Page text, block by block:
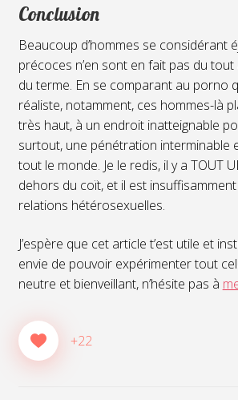
Conclusion
Beaucoup d’hommes se considérant
précoces n’en sont en fait pas du
du terme. En se comparant au porno
réaliste, notamment, ces hommes-là
très haut, à un endroit inatteignable
surtout, une pénétration interminable
tout le monde. Je le redis, il y a TOUT
dehors du coït, et il est
relations hétérosexuelles.
J’espère que cet article t’est utile et
envie de pouvoir expérimenter tout
neutre et bienveillant, n’hésite pas à
+22